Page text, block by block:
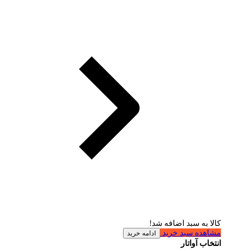
کالا به سبد اضافه شد!
مشاهده سبد خرید
ادامه خرید
انتخاب آواتار